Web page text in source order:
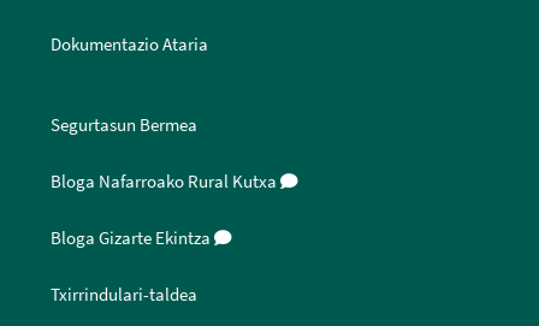
Dokumentazio Ataria
Segurtasun Bermea
Bloga Nafarroako Rural Kutxa
Bloga Gizarte Ekintza
Txirrindulari-taldea